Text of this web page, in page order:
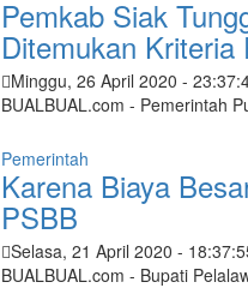
Pemkab Siak
Ditemukan Kriteria
Minggu, 26 April 2020 -
BUALBUAL.com - Pemerintah
Pemerintah
Karena Biaya
PSBB
Selasa, 21 April 2020 -
BUALBUAL.com - Bupati